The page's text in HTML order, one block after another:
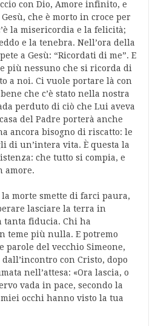
con Dio, Amore infinito, e
che è morto in croce per
la misericordia e la felicità;
e la tenebra. Nell’ora della
a Gesù: “Ricordati di me”. E
più nessuno che si ricorda di
a noi. Ci vuole portare là con
che c’è stato nella nostra
perduto di ciò che Lui aveva
del Padre porterà anche
ancora bisogno di riscatto: le
di un’intera vita. È questa la
che tutto si compia, e
amore.
la morte smette di farci paura,
lasciare la terra in
tanta fiducia. Chi ha
teme più nulla. E potremo
parole del vecchio Simeone,
con Cristo, dopo
nell’attesa: «Ora lascia, o
vada in pace, secondo la
occhi hanno visto la tua